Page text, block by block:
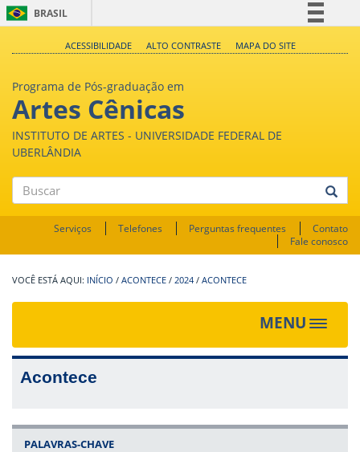
BRASIL
Legislação
ACESSIBILIDADE ALTO CONTRASTE MAPA DO SITE
Programa de Pós-graduação em
Artes Cênicas
INSTITUTO DE ARTES - UNIVERSIDADE FEDERAL DE
UBERLÂNDIA
Buscar
Serviços Telefones Perguntas frequentes
Contato
Fale conosco
INÍCIO / ACONTECE / 2024 / ACONTECE
MENU
Toggle
Acontece
PALAVRAS-CHAVE